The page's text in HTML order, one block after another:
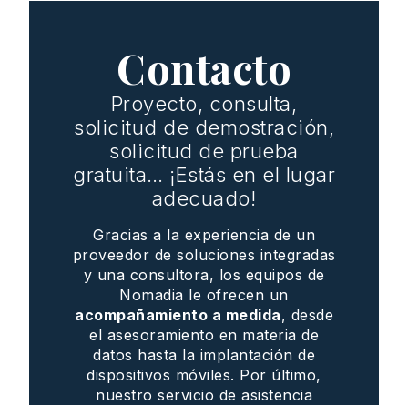
Contacto
Proyecto, consulta,
solicitud de demostración,
solicitud de prueba
gratuita… ¡Estás en el lugar
adecuado!
Gracias a la experiencia de un
proveedor de soluciones integradas
y una consultora, los equipos de
Nomadia le ofrecen un
acompañamiento a medida, desde
el asesoramiento en materia de
datos hasta la implantación de
dispositivos móviles. Por último,
nuestro servicio de asistencia